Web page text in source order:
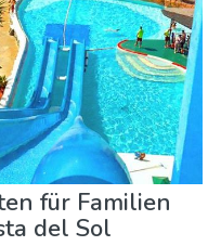
für Familien
del Sol